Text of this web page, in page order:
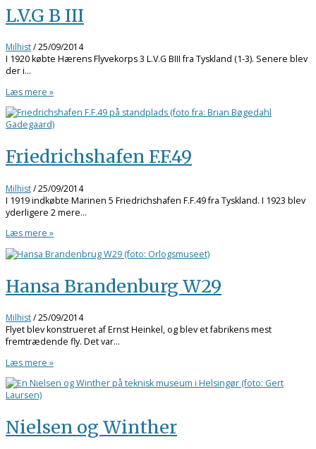
L.V.G B III
Milhist/25/09/2014
I 1920 købte Hærens Flyvekorps 3 L.V.G BIII fra Tyskland (1-3). Senere blev
der i…
Læs mere »
Friedrichshafen F.F.49
Milhist/25/09/2014
I 1919 indkøbte Marinen 5 Friedrichshafen F.F.49 fra Tyskland. I 1923 blev
yderligere 2 mere…
Læs mere »
Hansa Brandenburg W29
Milhist/25/09/2014
Flyet blev konstrueret af Ernst Heinkel, og blev et fabrikens mest
fremtrædende fly. Det var…
Læs mere »
Nielsen og Winther